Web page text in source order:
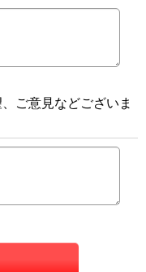
ご意見などございま